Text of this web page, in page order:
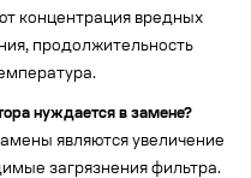
концентрация вредных
продолжительность
нуждается в замене?
являются увеличение
загрязнения фильтра.